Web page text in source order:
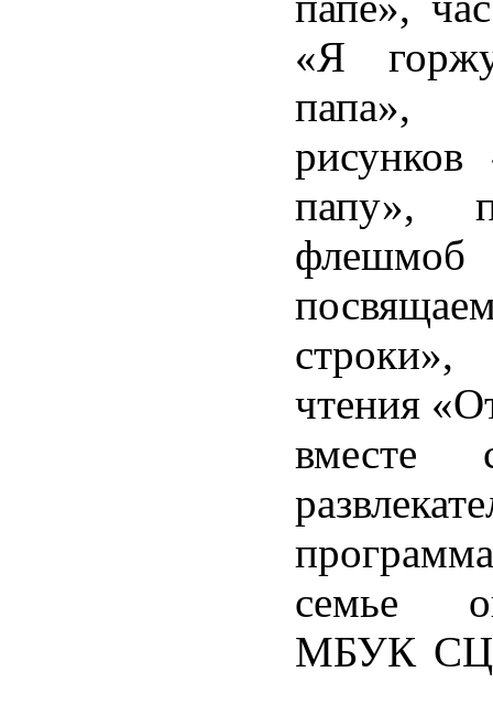
«Я
папа»,
папу»,
чтения
вместе
семье
МБУК